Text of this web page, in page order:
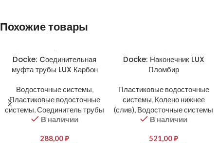
Похожие товары
Docke: Cоединительная
муфта трубы LUX Карбон
Водосточные системы,
Пластиковые водосточные
системы,Соединитель трубы
В наличии
288,00₽
Docke: Наконечник LUX
Пломбир
Пластиковые водосточные
системы, Колено нижнее
(слив), Водосточные системы
В наличии
521,00₽